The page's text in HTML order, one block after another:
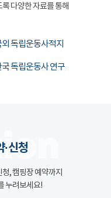
다양한 자료를 통해
독립운동사적지
국 독립운동사 연구
·신청
, 캠핑장 예약까지
누려보세요!